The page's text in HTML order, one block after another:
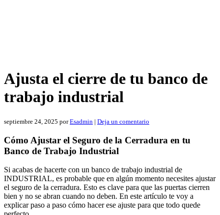
Ajusta el cierre de tu banco de
trabajo industrial
septiembre 24, 2025 porEsadmin | Deja un comentario
Cómo Ajustar el Seguro de la Cerradura en tu
Banco de Trabajo Industrial
Si acabas de hacerte con un banco de trabajo industrial de
INDUSTRIAL, es probable que en algún momento necesites ajustar
el seguro de la cerradura. Esto es clave para que las puertas cierren
bien y no se abran cuando no deben. En este artículo te voy a
explicar paso a paso cómo hacer ese ajuste para que todo quede